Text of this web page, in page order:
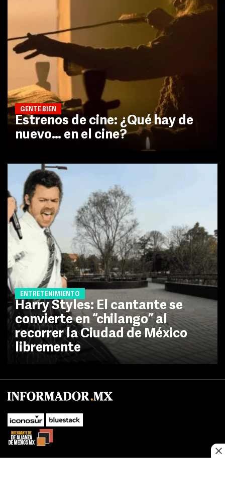
GENTE BIEN
Estrenos de cine: ¿Qué hay de
nuevo… en el cine?
ENTRETENIMIENTO
Harry Styles: El cantante se
convierte en “chilango” al
recorrer la Ciudad de México
libremente